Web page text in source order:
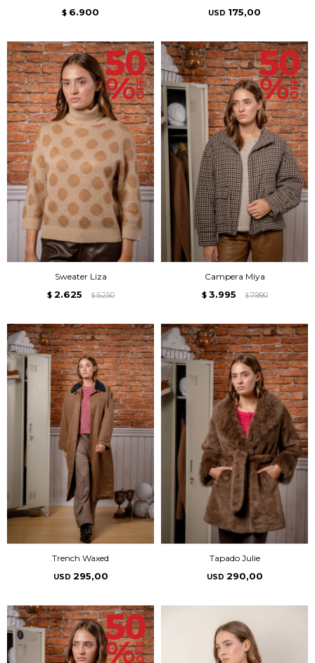
$ 6.900 USD 175,00
Sweater Liza
$ 2.625 $ 5.250
Campera Miya
$ 3.995 $ 7.990
Trench Waxed
USD 295,00
Tapado Julie
USD 290,00